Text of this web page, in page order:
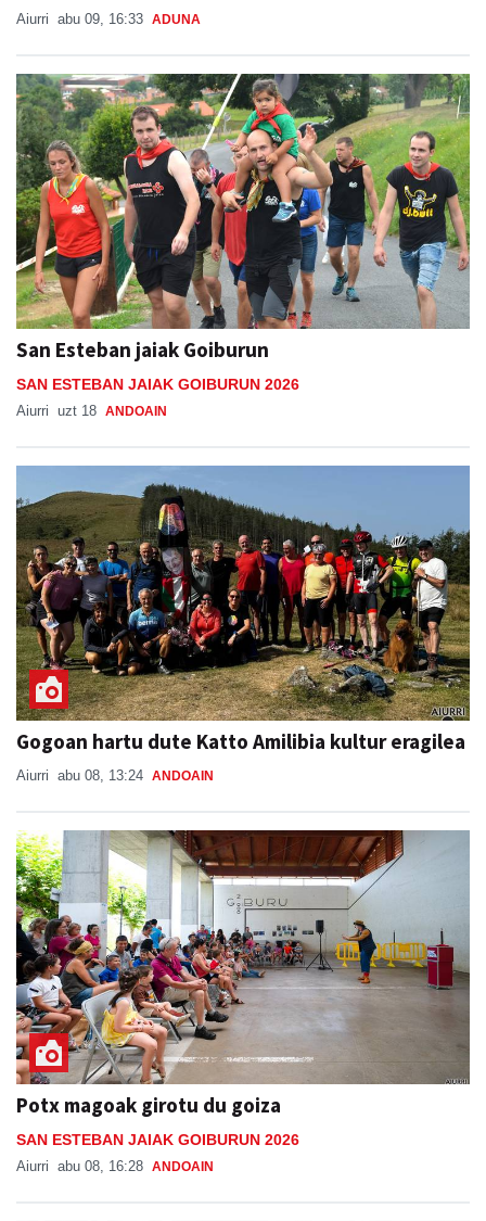
Aiurri abu 09, 16:33 ADUNA
San Esteban jaiak Goiburun
SAN ESTEBAN JAIAK GOIBURUN 2026
Aiurri uzt 18 ANDOAIN
Gogoan hartu dute Katto Amilibia kultur eragilea
Aiurri abu 08, 13:24 ANDOAIN
Potx magoak girotu du goiza
SAN ESTEBAN JAIAK GOIBURUN 2026
Aiurri abu 08, 16:28 ANDOAIN